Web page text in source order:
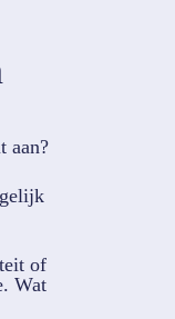
aan?
of
Wat